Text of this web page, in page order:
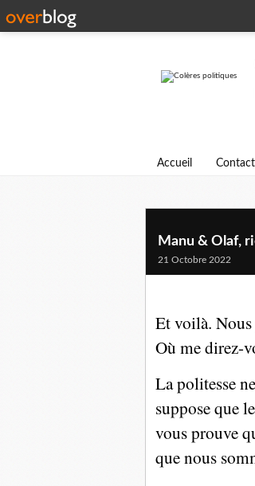
Accueil Contact
Manu & Olaf,
21 Octobre 2022
Et voilà.
Où me direz-
La politesse
suppose que
vous prouve
que nous